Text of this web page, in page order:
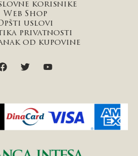
korisnike
Web Shop
uslovi
privatnosti
od kupovine